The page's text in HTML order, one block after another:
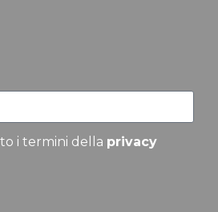
i termini della privacy